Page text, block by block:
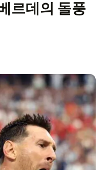
르데의 돌풍